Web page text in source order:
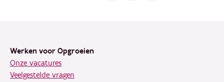
Werken voor Opgroeien
Onze vacatures
Veelgestelde vragen